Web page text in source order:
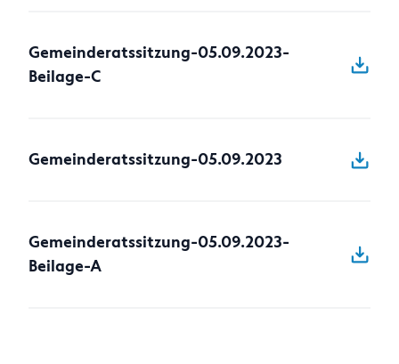
Gemeinderatssitzung-05.09.2023-
Beilage-C
Gemeinderatssitzung-05.09.2023
Gemeinderatssitzung-05.09.2023-
Beilage-A